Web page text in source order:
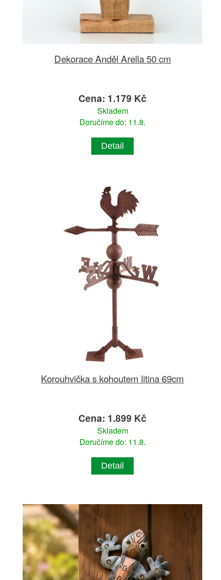
Dekorace Anděl Arella 50 cm
Cena: 1.179 Kč
Skladem
Doručíme do: 11.8.
Detail
Korouhvička s kohoutem litina 69cm
Cena: 1.899 Kč
Skladem
Doručíme do: 11.8.
Detail